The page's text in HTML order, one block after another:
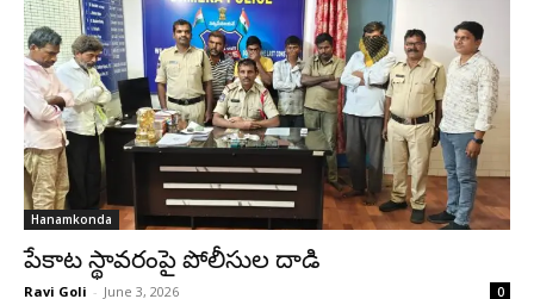
Hanamkonda
పేకాట స్థావరంపై పోలీసుల దాడి
Ravi Goli - June 3, 2026 0